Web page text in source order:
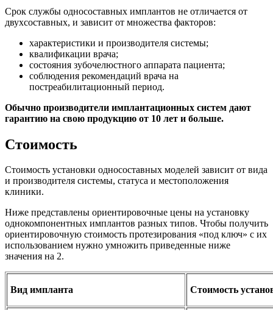
Срок службы односоставных имплантов не отличается от
двухсоставных, и зависит от множества факторов:
характеристики и производителя системы;
квалификации врача;
состояния зубочелюстного аппарата пациента;
соблюдения рекомендаций врача на
постреабилитационный период.
Обычно производители имплантационных систем дают
гарантию на свою продукцию от 10 лет и больше.
Стоимость
Стоимость установки односоставных моделей зависит от вида
и производителя системы, статуса и местоположения
клиники.
Ниже представлены ориентировочные цены на установку
однокомпонентных имплантов разных типов. Чтобы получить
ориентировочную стоимость протезирования «под ключ» с их
использованием нужно умножить приведенные ниже
значения на 2.
Вид импланта Стоимость